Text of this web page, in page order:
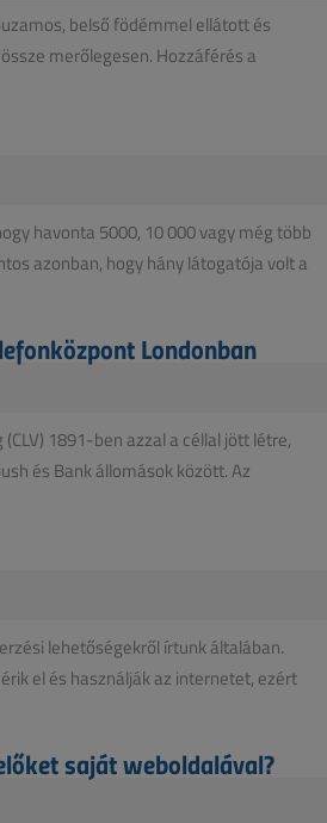
belső födémmel ellátott és
merőlegesen. Hozzáférés a
havonta 5000, 10 000 vagy még több
azonban, hogy hány látogatója volt a
Londonban
1891-ben azzal a céllal jött létre,
és Bank állomások között. Az
lehetőségekről írtunk általában.
el és használják az internetet, ezért
saját weboldalával?